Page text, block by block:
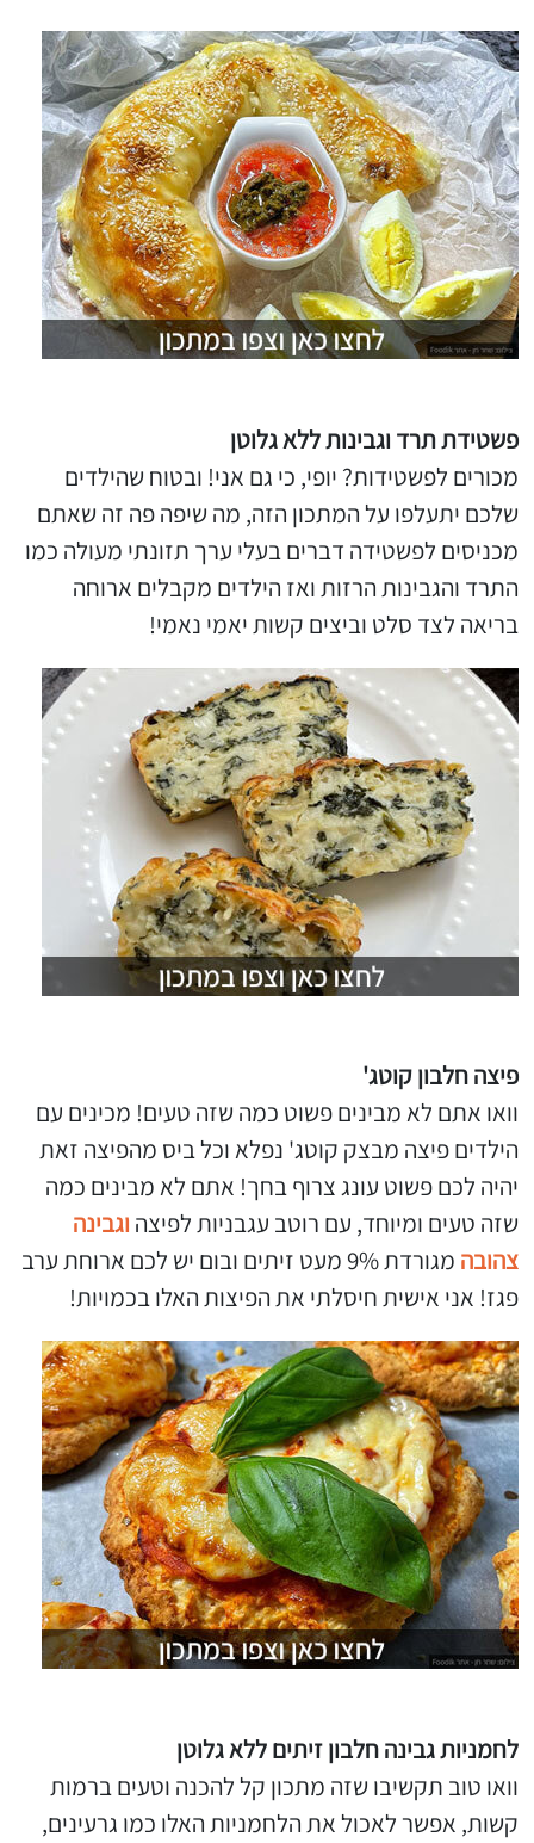
פשטידת תרד וגבינות ללא גלוטן
מכורים לפשטידות? יופי, כי גם אני! ובטוח שהילדים
שלכם יתעלפו על המתכון הזה, מה שיפה פה זה שאתם
מכניסים לפשטידה דברים בעלי ערך תזונתי מעולה כמו
התרד והגבינות הרזות ואז הילדים מקבלים ארוחה
בריאה לצד סלט וביצים קשות יאמי נאמי!
פיצה חלבון קוטג'
וואו אתם לא מבינים פשוט כמה שזה טעים! מכינים עם
הילדים פיצה מבצק קוטג' נפלא וכל ביס מהפיצה זאת
יהיה לכם פשוט עונג צרוף בחך! אתם לא מבינים כמה
שזה טעים ומיוחד, עם רוטב עגבניות לפיצה וגבינה
צהובה
מגורדת 9% מעט זיתים ובום יש לכם ארוחת ערב
פגז! אני אישית חיסלתי את הפיצות האלו בכמויות!
לחמניות גבינה חלבון זיתים ללא גלוטן
וואו טוב תקשיבו שזה מתכון קל להכנה וטעים ברמות
קשות, אפשר לאכול את הלחמניות האלו כמו גרעינים,